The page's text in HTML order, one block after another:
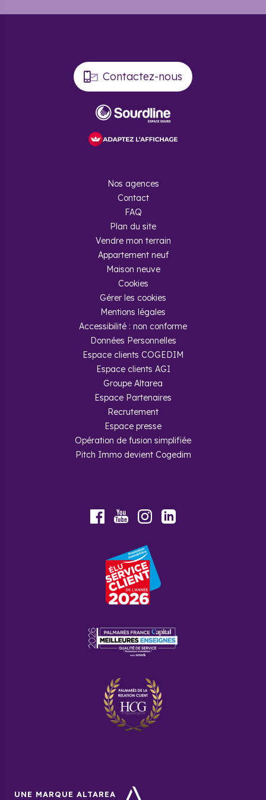
Contactez-nous
Nos agences
Contact
FAQ
Plan du site
Vendre mon terrain
Appartement neuf
Maison neuve
Cookies
Gérer les cookies
Mentions légales
Accessibilité : non conforme
Données Personnelles
Espace clients COGEDIM
Espace clients AGI
Groupe Altarea
Espace Partenaires
Recrutement
Espace presse
Opération de fusion simplifiée
Pitch Immo devient Cogedim
FacebookYoutubeInstagram
UNE MARQUE ALTAREA